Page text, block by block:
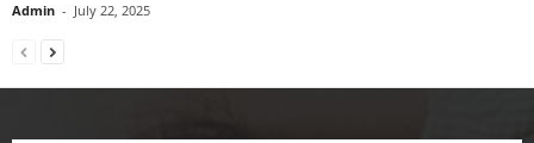
Admin - July 22, 2025